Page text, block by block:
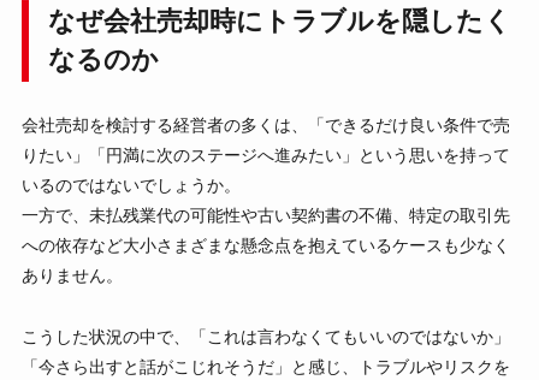
なぜ会社売却時にトラブルを隠したく
なるのか
会社売却を検討する経営者の多くは、「できるだけ良い条件で売
りたい」「円満に次のステージへ進みたい」という思いを持って
いるのではないでしょうか。
一方で、未払残業代の可能性や古い契約書の不備、特定の取引先
への依存など大小さまざまな懸念点を抱えているケースも少なく
ありません。
こうした状況の中で、「これは言わなくてもいいのではないか」
「今さら出すと話がこじれそうだ」と感じ、トラブルやリスクを